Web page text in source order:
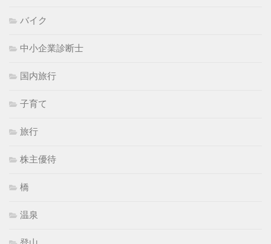
バイク
中小企業診断士
国内旅行
子育て
旅行
株主優待
橋
温泉